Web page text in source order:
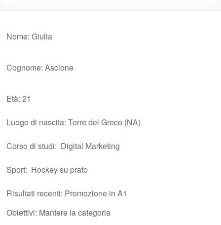
Nome: Giulia
Cognome: Ascione
Età: 21
Luogo di nascita: Torre del Greco (NA)
Corso di studi: Digital Marketing
Sport: Hockey su prato
Risultati recenti: Promozione in A1
Obiettivi: Mantere la categoria